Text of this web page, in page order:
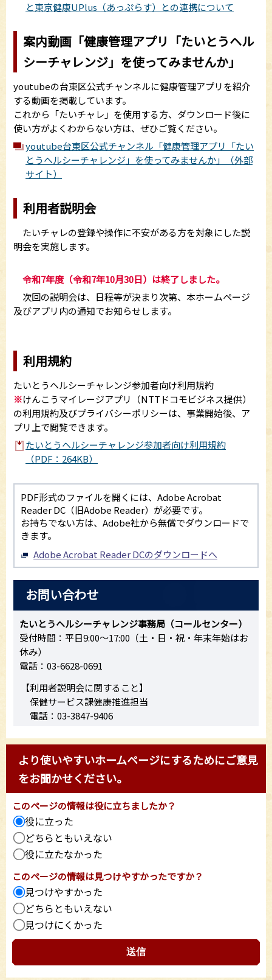
と東京健康UPlus（あっぷらす）との連携について
案内動画「健康管理アプリ「たいとうヘル
シーチャレンジ」を使ってみませんか」
youtubeの台東区公式チャンネルに健康管理アプリを紹介
する動画を掲載しています。
これから「たいチャレ」を使用する方、ダウンロード後に
使い方がよくわからない方は、ぜひご覧ください。
youtube台東区公式チャンネル「健康管理アプリ「たい
とうヘルシーチャレンジ」を使ってみませんか」（外部
サイト）
利用者説明会
たいチャレの登録や操作に不安がある方を対象にした説
明会を実施します。
令和7年度（令和7年10月30日）は終了しました。
次回の説明会は、日程等が決まり次第、本ホームページ
及びアプリ内の通知でお知らせします。
利用規約
たいとうヘルシーチャレンジ参加者向け利用規約
※けんこうマイレージアプリ（NTTドコモビジネス提供）
の利用規約及びプライバシーポリシーは、事業開始後、ア
プリ上で閲覧できます。
たいとうヘルシーチャレンジ参加者向け利用規約
（PDF：264KB）
PDF形式のファイルを開くには、Adobe Acrobat
Reader DC（旧Adobe Reader）が必要です。
お持ちでない方は、Adobe社から無償でダウンロードで
きます。
Adobe Acrobat Reader DCのダウンロードへ
お問い合わせ
たいとうヘルシーチャレンジ事務局（コールセンター）
受付時間：平日9:00～17:00（土・日・祝・年末年始はお
休み）
電話：03-6628-0691
【利用者説明会に関すること】
保健サービス課健康推進担当
電話：03-3847-9406
より使いやすいホームページにするためにご意見
をお聞かせください。
このページの情報は役に立ちましたか？
役に立った
どちらともいえない
役に立たなかった
このページの情報は見つけやすかったですか？
見つけやすかった
どちらともいえない
見つけにくかった